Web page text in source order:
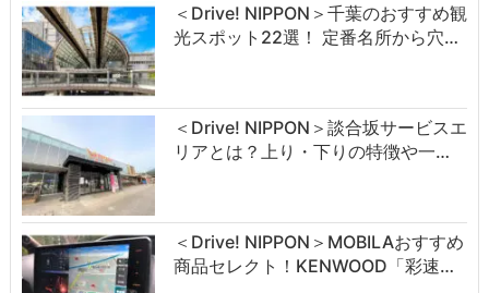
＜Drive! NIPPON＞千葉のおすすめ観
光スポット22選！ 定番名所から穴…
＜Drive! NIPPON＞談合坂サービスエ
リアとは？上り・下りの特徴や一…
＜Drive! NIPPON＞MOBILAおすすめ
商品セレクト！KENWOOD「彩速…